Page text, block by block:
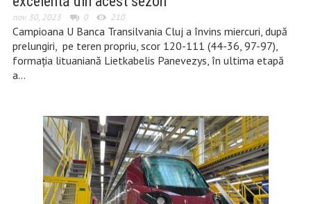
nov. 30, 2023 0 210
Campioana U Banca Transilvania Cluj a învins miercuri, după
prelungiri, pe teren propriu, scor 120-111 (44-36, 97-97),
formaţia lituaniană Lietkabelis Panevezys, în ultima etapă
a…